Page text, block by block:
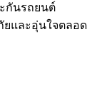
กันรถยนต์
และอุ่นใจตลอด